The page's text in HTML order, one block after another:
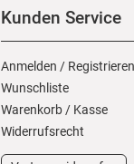
Kunden Service
Anmelden / Registrieren
Wunschliste
Warenkorb / Kasse
Widerrufs­recht